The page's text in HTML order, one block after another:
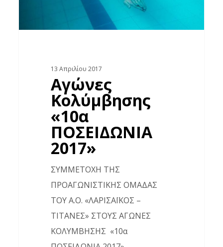
13 Απριλίου 2017
Αγώνες
Κολύμβησης
«10α
ΠΟΣΕΙΔΩΝΙΑ
2017»
ΣΥΜΜΕΤΟΧΗ ΤΗΣ
ΠΡΟΑΓΩΝΙΣΤΙΚΗΣ ΟΜΑΔΑΣ
ΤΟΥ Α.Ο. «ΛΑΡΙΣΑΪΚΟΣ –
ΤΙΤΑΝΕΣ» ΣΤΟΥΣ ΑΓΩΝΕΣ
ΚΟΛΥΜΒΗΣΗΣ «10α